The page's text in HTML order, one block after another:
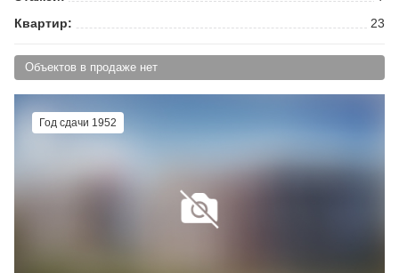
Квартир:
23
Объектов в продаже нет
Год сдачи 1952